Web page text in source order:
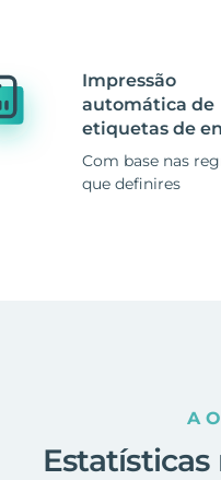
Impressão
automática de
etiquetas de
Com base nas
que definires
A
Estatísticas